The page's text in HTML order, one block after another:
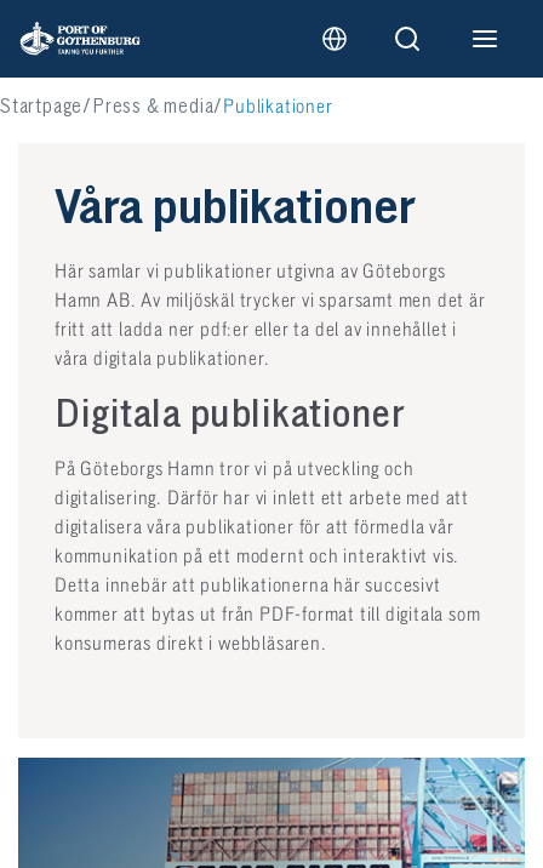
Startpage Press & media Publikationer
Våra publikationer
Här samlar vi publikationer utgivna av Göteborgs
Hamn AB. Av miljöskäl trycker vi sparsamt men det är
fritt att ladda ner pdf:er eller ta del av innehållet i
våra digitala publikationer.
Digitala publikationer
På Göteborgs Hamn tror vi på utveckling och
digitalisering. Därför har vi inlett ett arbete med att
digitalisera våra publikationer för att förmedla vår
kommunikation på ett modernt och interaktivt vis.
Detta innebär att publikationerna här succesivt
kommer att bytas ut från PDF-format till digitala som
konsumeras direkt i webbläsaren.